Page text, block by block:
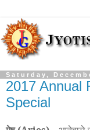
Saturday,
2017 Annual
Special